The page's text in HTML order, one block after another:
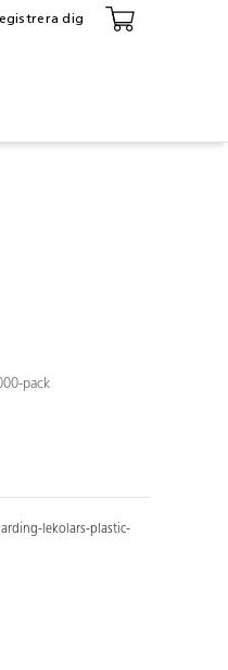
dig
pack
lekolars-plastic-